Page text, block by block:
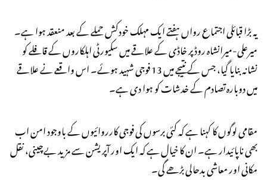
یہ بڑا قبائلی اجتماع رواں ہفتے ایک مہلک خودکش حملے کے بعد منعقد ہوا ہے۔
میرعلی-میرانشاہ روڈ پر خاڈی کے علاقے میں سکیورٹی اہلکاروں کے قافلے کو
نشانہ بنایا گیا، جس کے نتیجے میں 13 فوجی شہید ہوئے۔ اس واقعے نے علاقے
میں دوبارہ تصادم کے خدشات کو ہوا دی ہے۔
مقامی لوگوں کا کہنا ہے کہ کئی برسوں کی فوجی کارروائیوں کے باوجود امن اب
بھی ناپائیدار ہے۔ ان کا خیال ہے کہ ایک اور آپریشن سے مزید بےچینی، نقل
مکانی اور معاشی بدحالی بڑھے گی۔